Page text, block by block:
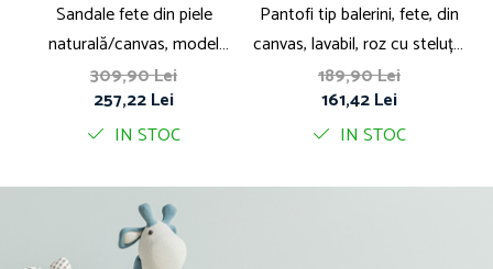
Sandale fete din piele
naturală/canvas, model
căpsuni, roz - Biomecanics
309,90 Lei
257,22 Lei
IN STOC
Pantofi tip balerini, fete, din
canvas, lavabil, roz cu steluțe,
Biomecanics
189,90 Lei
161,42 Lei
IN STOC